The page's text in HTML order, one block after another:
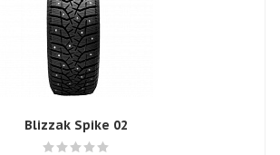
Blizzak Spike 02